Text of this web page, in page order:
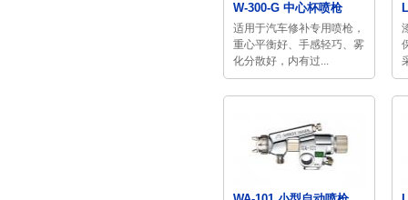
W-300-G 中心杯喷枪
适用于汽车修补专用喷枪，​
重心平衡好、手感轻巧、雾
化分散好，内有过...